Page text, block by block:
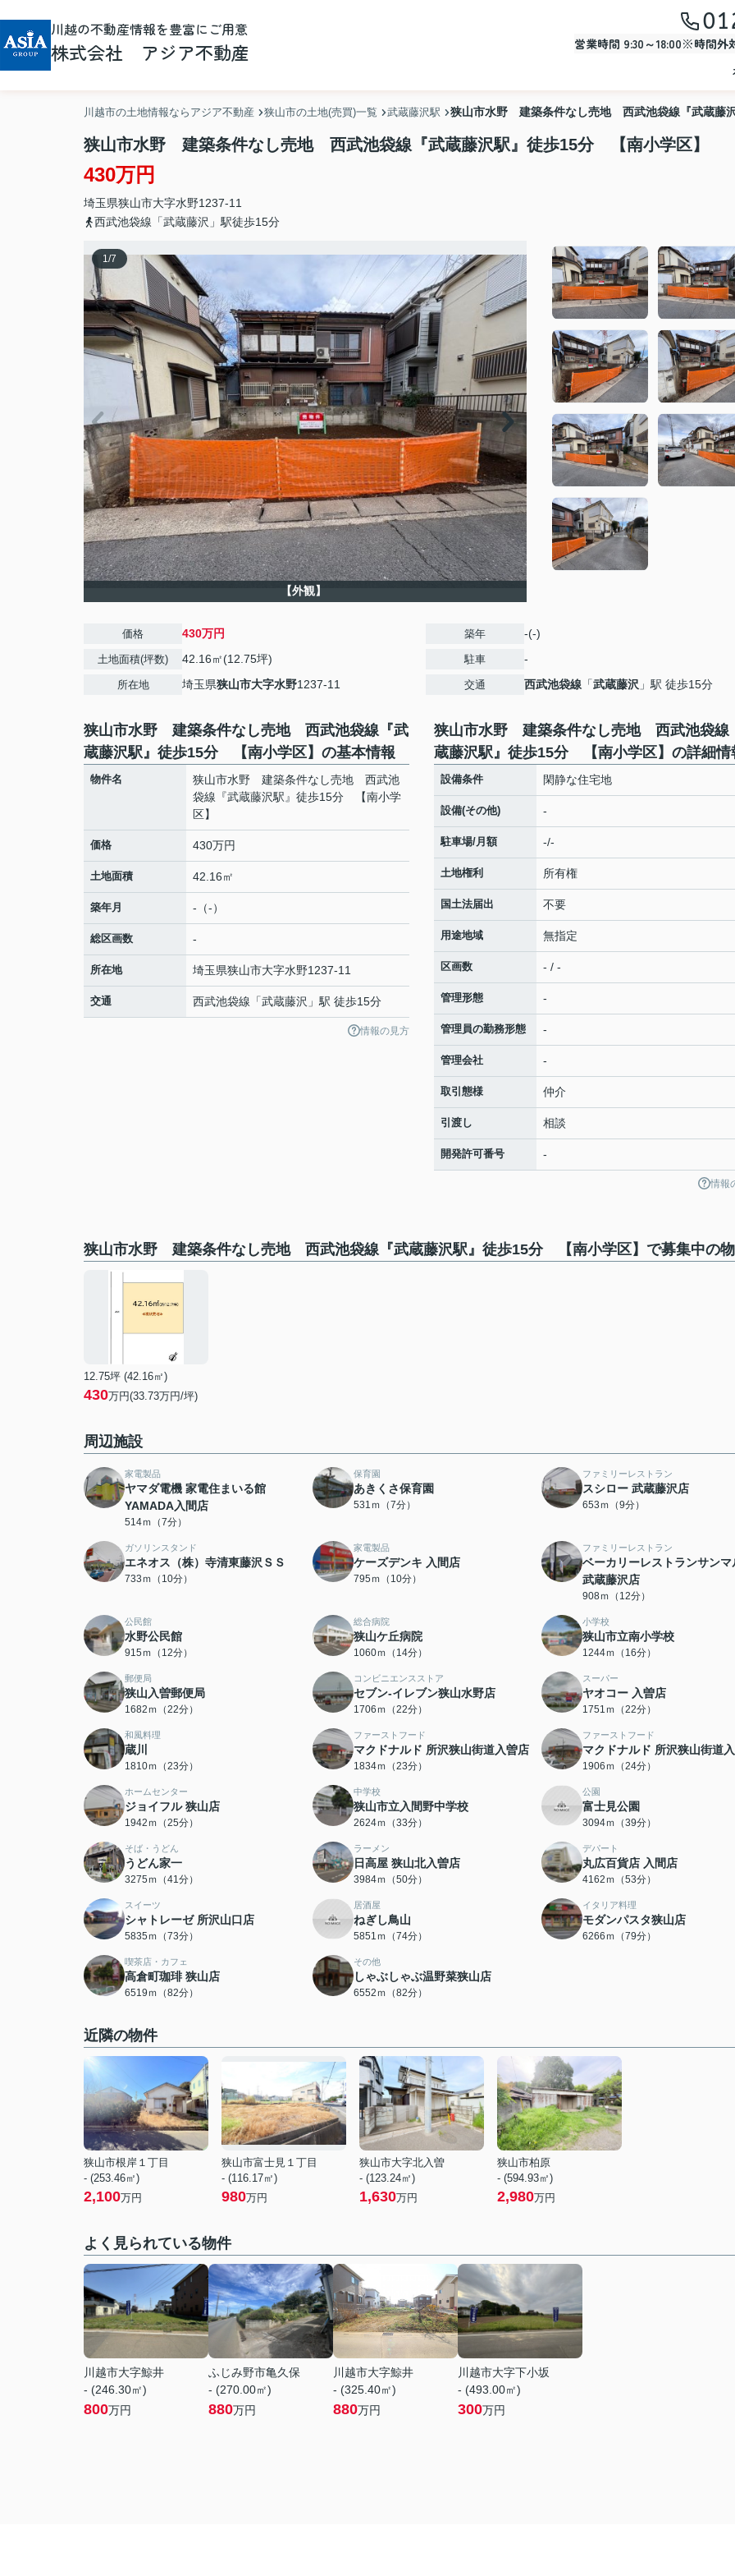
川越の不動産情報を豊富にご用意
株式会社 アジア不動産 営業時間 9:30～18:00※時間外
川越市の土地情報ならアジア不動産 狭山市の土地(売買)一覧 武蔵藤沢駅 狭山市水野 建築条件なし売地 西武池袋線『武蔵藤
狭山市水野 建築条件なし売地 西武池袋線『武蔵藤沢駅』徒歩15分 【南小学区】
430万円
埼玉県狭山市大字水野1237-11
西武池袋線「武蔵藤沢」駅徒歩15分
1/7
【外観】
価格 430万円
土地面積(坪数) 42.16㎡(12.75坪)
所在地 埼玉県狭山市大字水野1237-11
築年 -(-)
駐車 -
交通 西武池袋線 「武蔵藤沢 」駅 徒歩15分
狭山市水野 建築条件なし売地 西武池袋線『武
蔵藤沢駅』徒歩15分 【南小学区】の基本情報
物件名
狭山市水野 建築条件なし売地 西武池
袋線『武蔵藤沢駅』徒歩15分 【南小学
区】
価格 430万円
土地面積 42.16㎡
築年月 -（-）
総区画数 -
所在地 埼玉県狭山市大字水野1237-11
交通 西武池袋線 「武蔵藤沢 」駅 徒歩15分
情報の見方
狭山市水野 建築条件なし売地 西武池袋線
蔵藤沢駅』徒歩15分 【南小学区】の詳細情
設備条件 閑静な住宅地
設備(その他) -
駐車場/月額 -/-
土地権利 所有権
国土法届出 不要
用途地域 無指定
区画数 - / -
管理形態 -
管理員の勤務形態 -
管理会社 -
取引態様 仲介
引渡し 相談
開発許可番号 -
情報
狭山市水野 建築条件なし売地 西武池袋線『武蔵藤沢駅』徒歩15分 【南小学区】で募集中の
12.75坪 (42.16㎡)
430万円(33.73万円/坪)
周辺施設
家電製品
ヤマダ電機 家電住まいる館
YAMADA入間店
514ｍ（7分）
保育園
あきくさ保育園
531ｍ（7分）
ファミリーレストラン
スシロー 武蔵藤沢店
653ｍ（9分）
ガソリンスタンド
エネオス（株）寺清東藤沢ＳＳ
733ｍ（10分）
家電製品
ケーズデンキ 入間店
795ｍ（10分）
ファミリーレストラン
ベーカリーレストランサンマ
武蔵藤沢店
908ｍ（12分）
公民館
水野公民館
915ｍ（12分）
総合病院
狭山ケ丘病院
1060ｍ（14分）
小学校
狭山市立南小学校
1244ｍ（16分）
郵便局
狭山入曽郵便局
1682ｍ（22分）
コンビニエンスストア
セブン-イレブン狭山水野店
1706ｍ（22分）
スーパー
ヤオコー 入曽店
1751ｍ（22分）
和風料理
蔵川
1810ｍ（23分）
ファーストフード
マクドナルド 所沢狭山街道入曽店
1834ｍ（23分）
ファーストフード
マクドナルド 所沢狭山街道
1906ｍ（24分）
ホームセンター
ジョイフル 狭山店
1942ｍ（25分）
中学校
狭山市立入間野中学校
2624ｍ（33分）
公園
富士見公園
3094ｍ（39分）
そば・うどん
うどん家一
3275ｍ（41分）
ラーメン
日高屋 狭山北入曽店
3984ｍ（50分）
デパート
丸広百貨店 入間店
4162ｍ（53分）
スイーツ
シャトレーゼ 所沢山口店
5835ｍ（73分）
居酒屋
ねぎし鳥山
5851ｍ（74分）
イタリア料理
モダンパスタ狭山店
6266ｍ（79分）
喫茶店・カフェ
高倉町珈琲 狭山店
6519ｍ（82分）
その他
しゃぶしゃぶ温野菜狭山店
6552ｍ（82分）
近隣の物件
狭山市根岸１丁目
- (253.46㎡)
2,100万円
狭山市富士見１丁目
- (116.17㎡)
980万円
狭山市大字北入曽
- (123.24㎡)
1,630万円
狭山市柏原
- (594.93㎡)
2,980万円
よく見られている物件
川越市大字鯨井
- (246.30㎡)
800万円
ふじみ野市亀久保
- (270.00㎡)
880万円
川越市大字鯨井
- (325.40㎡)
880万円
川越市大字下小坂
- (493.00㎡)
300万円